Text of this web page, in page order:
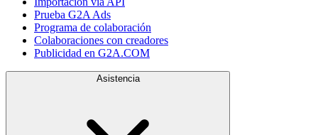
Prueba G2A Ads
Programa de colaboración
Colaboraciones con creadores
Publicidad en G2A.COM
Asistencia